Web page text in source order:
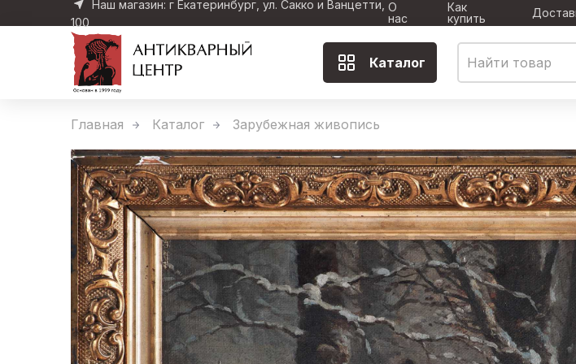
Наш магазин: г Екатеринбург, ул. Сакко и Ванцетти,
100
О
нас
Как
купить
Каталог
Главная Каталог Зарубежная живопись